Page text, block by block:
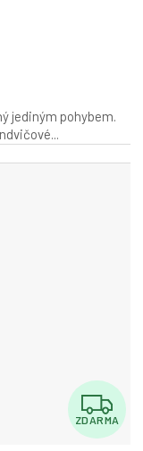
jediným pohybem.
Z
D
ZDARMA